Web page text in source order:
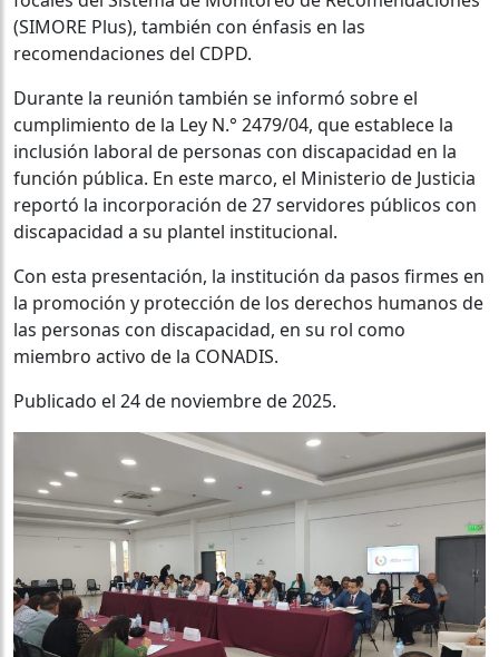
(SIMORE Plus), también con énfasis en las
recomendaciones del CDPD.
Durante la reunión también se informó sobre el
cumplimiento de la Ley N.° 2479/04, que establece la
inclusión laboral de personas con discapacidad en la
función pública. En este marco, el Ministerio de Justicia
reportó la incorporación de 27 servidores públicos con
discapacidad a su plantel institucional.
Con esta presentación, la institución da pasos firmes en
la promoción y protección de los derechos humanos de
las personas con discapacidad, en su rol como
miembro activo de la CONADIS.
Publicado el 24de noviembrede 2025.